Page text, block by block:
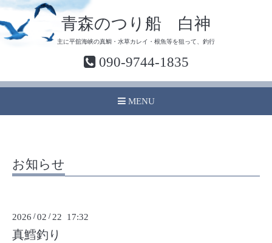
青森のつり船 白神
主に平舘海峡の真鯛・水草カレイ・根魚等を狙って、釣行
090-9744-1835
MENU
お知らせ
2026 /02 / 22 17:32
真鱈釣り